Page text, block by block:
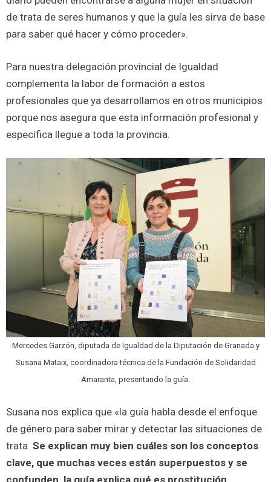
de trata de seres humanos y que la guía les sirva de base
para saber qué hacer y cómo proceder».
Para nuestra delegación provincial de Igualdad
complementa la labor de formación a estos
profesionales que ya desarrollamos en otros municipios
porque nos asegura que esta información profesional y
específica llegue a toda la provincia.
Mercedes Garzón, diputada de Igualdad de la Diputación de Granada y
Susana Mataix, coordinadora técnica de la Fundación de Solidaridad
Amaranta, presentando la guía.
Susana nos explica que «la guía habla desde el enfoque
de género para saber mirar y detectar las situaciones de
trata. Se explican muy bien cuáles son los conceptos
clave, que muchas veces están superpuestos y se